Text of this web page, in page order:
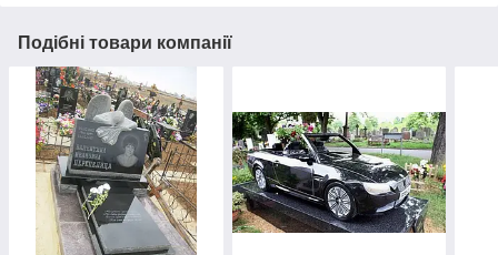
Подібні товари компанії